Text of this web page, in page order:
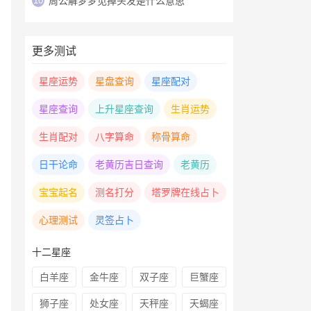
更多测试
星座运势 星盘查询 星座配对
星座查询 上升星座查询 生肖运势
生肖配对 八字算命 称骨算命
日干论命 老黄历吉日查询 老黄历
宝宝起名 测名打分 塔罗牌在线占卜
心理测试 灵签占卜
十二星座
白羊座 金牛座 双子座 巨蟹座
狮子座 处女座 天秤座 天蝎座